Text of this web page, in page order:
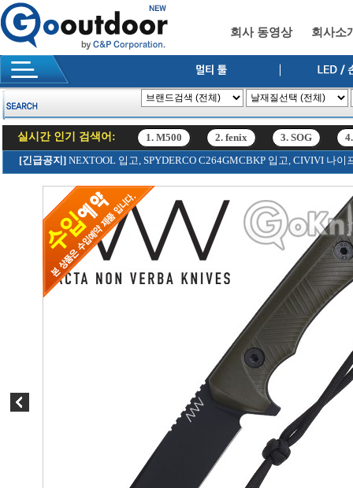
회사 동영상 회사소
실시간 인기 검색어: 1. M500 2. fenix 3. SOG
12. SRK
1. M500 2. fenix 3. SOG
12. SRK
[긴급공지] NEXTOOL 입고, SPYDERCO C264GMCBKP 입고, CIVIVI 나